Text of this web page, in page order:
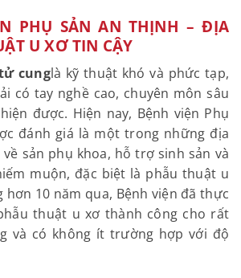
tra sức khỏe định kỳ để phát hiện
u và điều trị kịp thời
u xơ tử cung từ hôm nay bằng
Bệnh viện An Thịnh qua số
để nhận được sự tư vấn.
PHỤ SẢN AN THỊNH – ĐỊA
U XƠ TIN CẬY
cunglà kỹ thuật khó và phức tạp,
có tay nghề cao, chuyên môn sâu
được. Hiện nay, Bệnh viện Phụ
đánh giá là một trong những địa